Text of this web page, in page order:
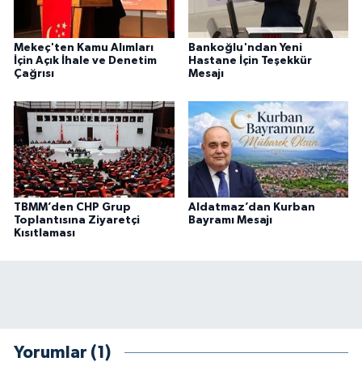
Mekeç'ten Kamu Alımları
İçin Açık İhale ve Denetim
Çağrısı
Bankoğlu'ndan Yeni
Hastane İçin Teşekkür
Mesajı
TBMM’den CHP Grup
Toplantısına Ziyaretçi
Kısıtlaması
Aldatmaz’dan Kurban
Bayramı Mesajı
Yorumlar (1)